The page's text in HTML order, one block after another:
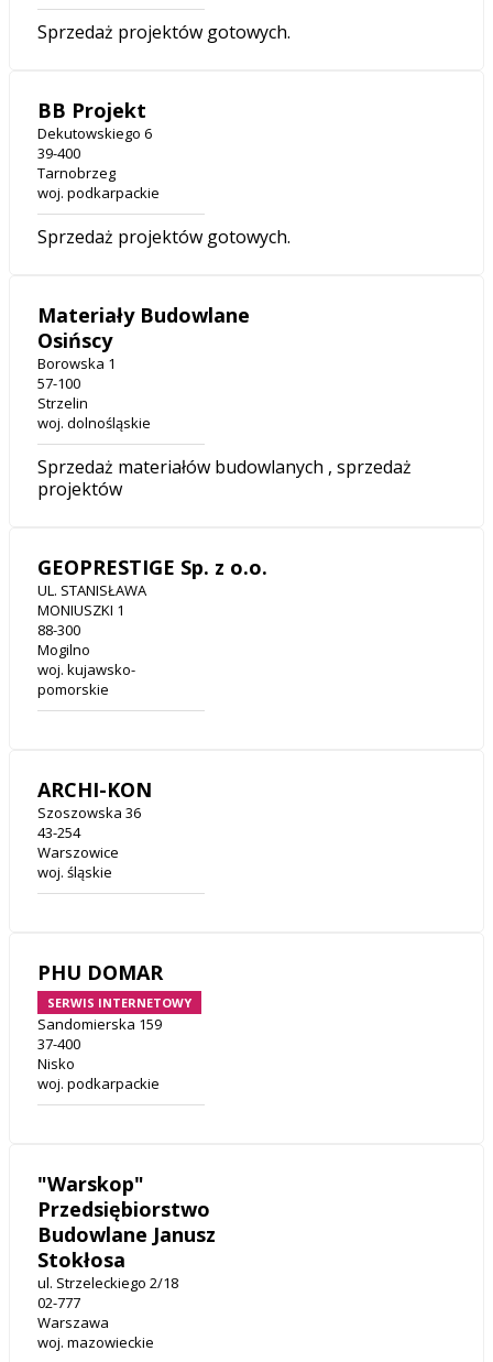
Sprzedaż projektów gotowych.
BB Projekt
Dekutowskiego 6
39-400
Tarnobrzeg
woj. podkarpackie
Sprzedaż projektów gotowych.
Materiały Budowlane
Osińscy
Borowska 1
57-100
Strzelin
woj. dolnośląskie
Sprzedaż materiałów budowlanych , sprzedaż
projektów
GEOPRESTIGE Sp. z o.o.
UL. STANISŁAWA
MONIUSZKI 1
88-300
Mogilno
woj. kujawsko-
pomorskie
ARCHI-KON
Szoszowska 36
43-254
Warszowice
woj. śląskie
PHU DOMAR
SERWIS INTERNETOWY
Sandomierska 159
37-400
Nisko
woj. podkarpackie
"Warskop"
Przedsiębiorstwo
Budowlane Janusz
Stokłosa
ul. Strzeleckiego 2/18
02-777
Warszawa
woj. mazowieckie